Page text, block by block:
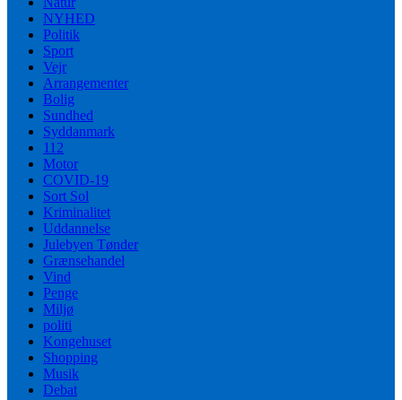
NYHED
Politik
Sport
Vejr
Arrangementer
Bolig
Sundhed
Syddanmark
112
Motor
COVID-19
Sort Sol
Kriminalitet
Uddannelse
Julebyen Tønder
Grænsehandel
Vind
Penge
Miljø
politi
Kongehuset
Shopping
Musik
Debat